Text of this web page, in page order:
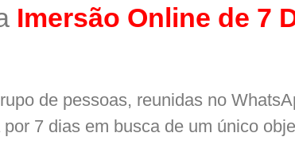
Imersão Online de 7
de pessoas, reunidas no
7 dias em busca de um único